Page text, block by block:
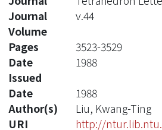
Journal
Volume
v.44
Pages
3523-3529
Date
Issued
1988
Date
1988
Author(s)
Liu, Kwang-Ting
URI
http://